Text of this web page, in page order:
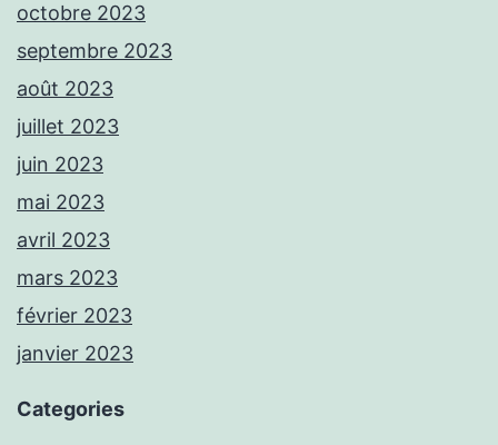
octobre 2023
septembre 2023
août 2023
juillet 2023
juin 2023
mai 2023
avril 2023
mars 2023
février 2023
janvier 2023
Categories